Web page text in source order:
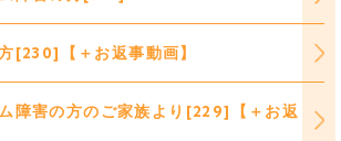
[230]【＋お返事動画】
障害の方のご家族より[229]【＋お返